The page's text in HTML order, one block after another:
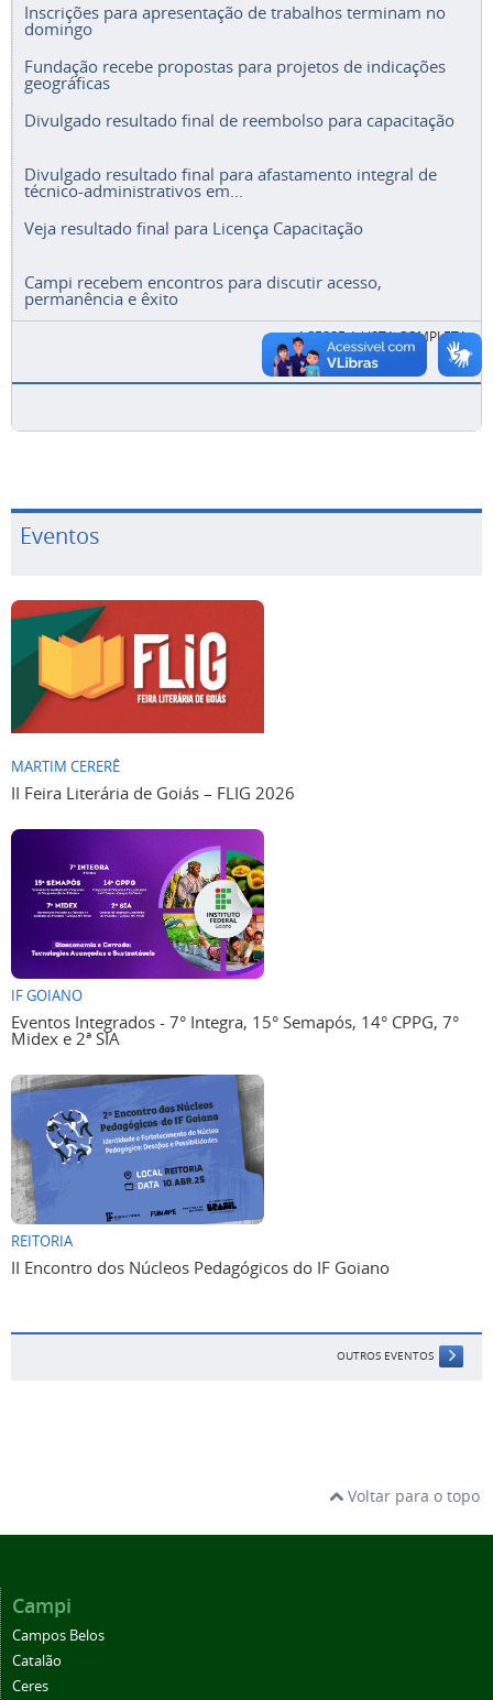
Inscrições para apresentação de trabalhos terminam no
domingo
Fundação recebe propostas para projetos de indicações
geográficas
Divulgado resultado final de reembolso para capacitação
Divulgado resultado final para afastamento integral de
técnico-administrativos em...
Veja resultado final para Licença Capacitação
Campi recebem encontros para discutir acesso,
permanência e êxito
ACESSE A LISTA COMPLETA
Eventos
MARTIM CERERÊ
II Feira Literária de Goiás – FLIG 2026
IF GOIANO
Eventos Integrados - 7° Integra, 15° Semapós, 14° CPPG, 7°
Midex e 2ª SIA
REITORIA
II Encontro dos Núcleos Pedagógicos do IF Goiano
OUTROS EVENTOS
Voltar para o topo
Campi
Campos Belos
Catalão
Ceres